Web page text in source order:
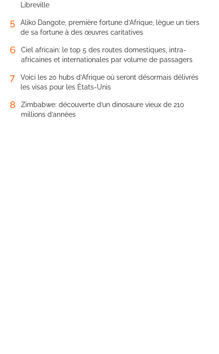
Libreville
5
Aliko Dangote, première fortune d’Afrique, lègue un tiers
de sa fortune à des œuvres caritatives
6
Ciel africain: le top 5 des routes domestiques, intra-
africaines et internationales par volume de passagers
7
Voici les 20 hubs d’Afrique où seront désormais délivrés
les visas pour les États-Unis
8
Zimbabwe: découverte d’un dinosaure vieux de 210
millions d’années